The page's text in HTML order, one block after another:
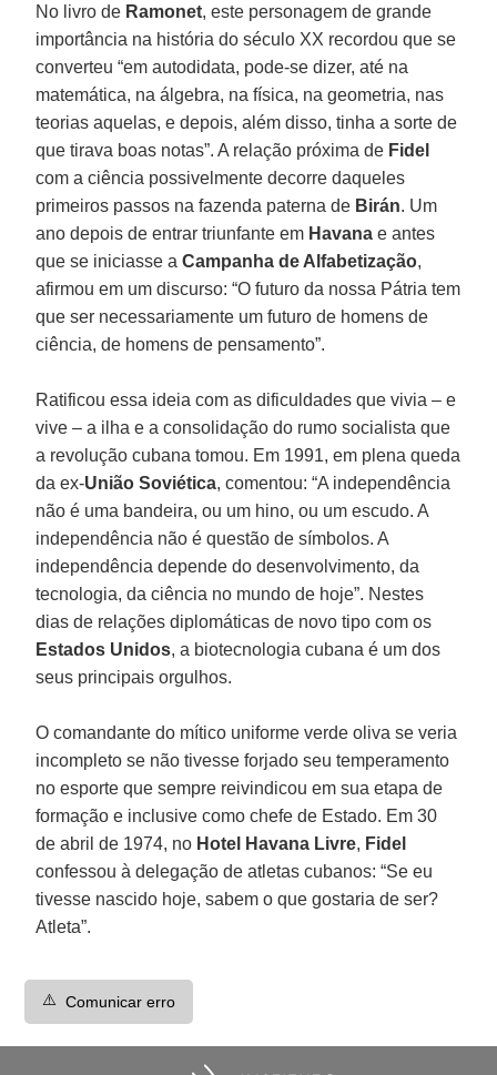
No livro de Ramonet, este personagem de grande
importância na história do século XX recordou que se
converteu “em autodidata, pode-se dizer, até na
matemática, na álgebra, na física, na geometria, nas
teorias aquelas, e depois, além disso, tinha a sorte de
que tirava boas notas”. A relação próxima de Fidel
com a ciência possivelmente decorre daqueles
primeiros passos na fazenda paterna de Birán. Um
ano depois de entrar triunfante em Havana e antes
que se iniciasse aCampanha de Alfabetização,
afirmou em um discurso: “O futuro da nossa Pátria tem
que ser necessariamente um futuro de homens de
ciência, de homens de pensamento”.
Ratificou essa ideia com as dificuldades que vivia – e
vive – a ilha e a consolidação do rumo socialista que
a revolução cubana tomou. Em 1991, em plena queda
da ex-União Soviética, comentou: “A independência
não é uma bandeira, ou um hino, ou um escudo. A
independência não é questão de símbolos. A
independência depende do desenvolvimento, da
tecnologia, da ciência no mundo de hoje”. Nestes
dias de relações diplomáticas de novo tipo com os
Estados Unidos, a biotecnologia cubana é um dos
seus principais orgulhos.
O comandante do mítico uniforme verde oliva se veria
incompleto se não tivesse forjado seu temperamento
no esporte que sempre reivindicou em sua etapa de
formação e inclusive como chefe de Estado. Em 30
de abril de 1974, no Hotel Havana Livre, Fidel
confessou à delegação de atletas cubanos: “Se eu
tivesse nascido hoje, sabem o que gostaria de ser?
Atleta”.
⚠️ Comunicar erro